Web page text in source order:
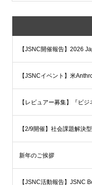
新年のご挨拶